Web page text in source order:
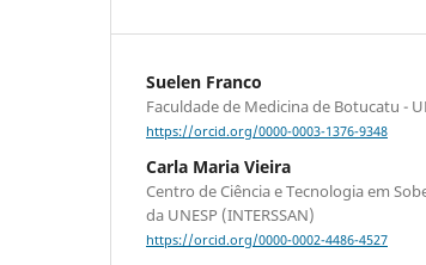
Suelen Franco
Faculdade de Medicina de Botucatu -
https://orcid.org/0000-0003-1376-9348
Carla Maria Vieira
Centro de Ciência e Tecnologia em
da UNESP (INTERSSAN)
https://orcid.org/0000-0002-4486-4527